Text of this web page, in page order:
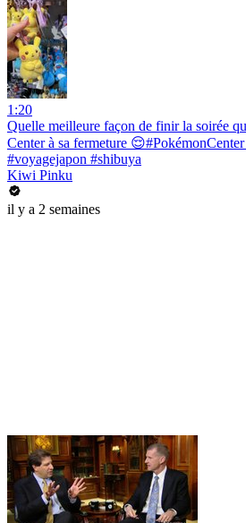
1:20
Quelle meilleure façon de finir la soirée
Center à sa fermeture
#voyagejapon #shibuya
Kiwi Pinku
il y a 2 semaines